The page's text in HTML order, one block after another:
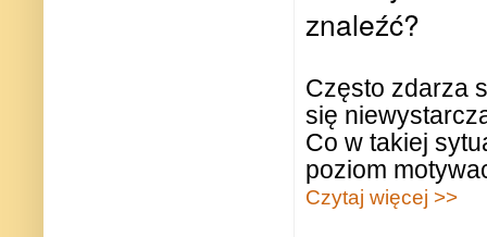
znaleźć?
Często zdarza
się
Co w takiej
poziom
Czytaj więcej >>